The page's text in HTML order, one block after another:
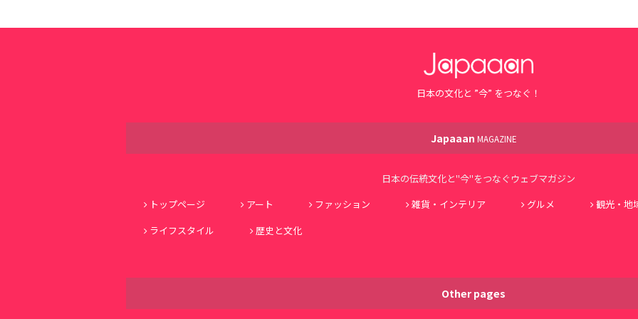
日本の文化と ”今” をつなぐ！
Japaaan MAGAZINE
日本の伝統文化と"今"をつなぐウェブマガジン
トップページ
アート ファッション 雑貨・インテリア グルメ 観光・地
ライフスタイル
歴史と文化
Other pages